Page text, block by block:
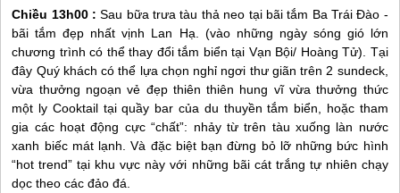
Chiều 13h00 : Sau bữa trưa tàu thả neo tại bãi tắm Ba Trái Đào -
bãi tắm đẹp nhất vịnh Lan Hạ. (vào những ngày sóng gió lớn
chương trình có thể thay đổi tắm biển tại Vạn Bội/ Hoàng Tử). Tại
đây Quý khách có thể lựa chọn nghỉ ngơi thư giãn trên 2 sundeck,
vừa thưởng ngoạn vẻ đẹp thiên thiên hung vĩ vừa thưởng thức
một ly Cooktail tại quầy bar của du thuyền tắm biển, hoặc tham
gia các hoạt động cực “chất”: nhảy từ trên tàu xuống làn nước
xanh biếc mát lạnh. Và đặc biệt bạn đừng bỏ lỡ những bức hình
“hot trend” tại khu vực này với những bãi cát trắng tự nhiên chạy
dọc theo các đảo đá.